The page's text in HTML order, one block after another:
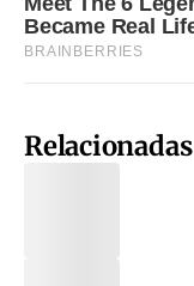
Relacionadas